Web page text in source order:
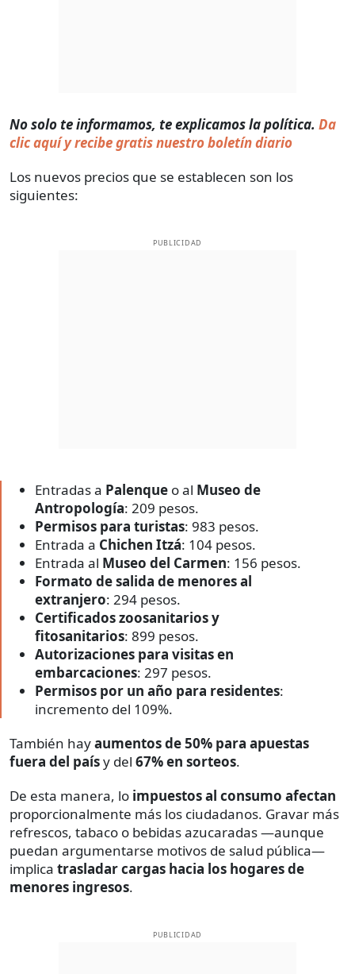
No solo te informamos, te explicamos la política. Da
clic aquí y recibe gratis nuestro boletín diario
Los nuevos precios que se establecen son los
siguientes:
PUBLICIDAD
Entradas a Palenque o al Museo de
Antropología: 209 pesos.
Permisos para turistas: 983 pesos.
Entrada a Chichen Itzá: 104 pesos.
Entrada al Museo del Carmen: 156 pesos.
Formato de salida de menores al
extranjero: 294 pesos.
Certificados zoosanitarios y
fitosanitarios: 899 pesos.
Autorizaciones para visitas en
embarcaciones: 297 pesos.
Permisos por un año para residentes:
incremento del 109%.
También hayaumentos de 50% para apuestas
fuera del paísy del 67% en sorteos.
De esta manera, lo impuestos al consumo afectan
proporcionalmente más los ciudadanos. Gravar más
refrescos, tabaco o bebidas azucaradas —aunque
puedan argumentarse motivos de salud pública—
implica trasladar cargas hacia los hogares de
menores ingresos.
PUBLICIDAD